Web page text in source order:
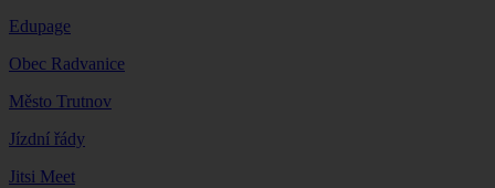
Edupage
Obec Radvanice
Město Trutnov
Jízdní řády
Jitsi Meet